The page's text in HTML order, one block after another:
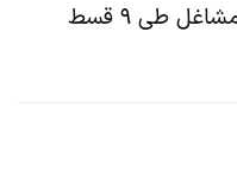
پرداخت مالیات مشاغل طی ۹ قسط